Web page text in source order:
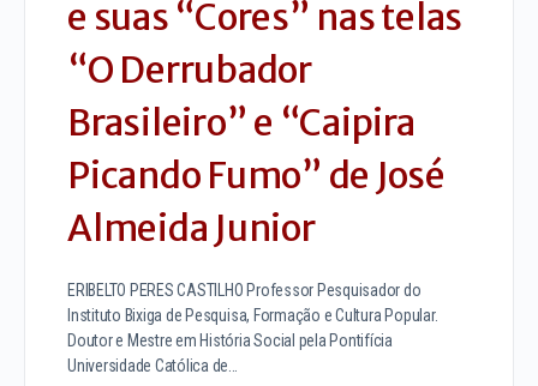
e suas “Cores” nas telas
“O Derrubador
Brasileiro” e “Caipira
Picando Fumo” de José
Almeida Junior
ERIBELTO PERES CASTILHO Professor Pesquisador do
Instituto Bixiga de Pesquisa, Formação e Cultura Popular.
Doutor e Mestre em História Social pela Pontifícia
Universidade Católica de…